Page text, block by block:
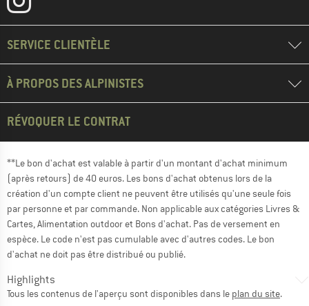
SERVICE CLIENTÈLE
À PROPOS DES ALPINISTES
RÉVOQUER LE CONTRAT
**Le bon d'achat est valable à partir d'un montant d'achat minimum
(après retours) de 40 euros. Les bons d'achat obtenus lors de la
création d'un compte client ne peuvent être utilisés qu'une seule fois
par personne et par commande. Non applicable aux catégories Livres &
Cartes, Alimentation outdoor et Bons d'achat. Pas de versement en
espèce. Le code n'est pas cumulable avec d'autres codes. Le bon
d'achat ne doit pas être distribué ou publié.
Highlights
Tous les contenus de l'aperçu sont disponibles dans le plan du site.